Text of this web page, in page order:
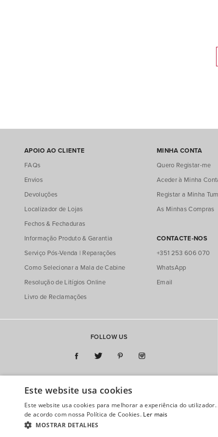
APOIO AO CLIENTE
FAQs
Envios
Devoluções
Localizador de Lojas
Fechos & Fechaduras
Informação Produto & Garantia
Serviço Pós-Venda | Reparações
Como Selecionar a Mala de Cabine
Resolução de Litígios Online
Livro de Reclamações
MINHA CONTA
Quero Registar-me
Aceder à Minha
Registar a Minha
As Minhas Compras
CONTACTE-NOS
+351 253 606 070
WhatsApp
Email
FOLLOW US
Termos e Condições Política de Privacidade
Este website usa cookies
Este website usa cookies para melhorar a experiência do
de acordo com nossa Política de Cookies. Ler mais
MOSTRAR DETALHES